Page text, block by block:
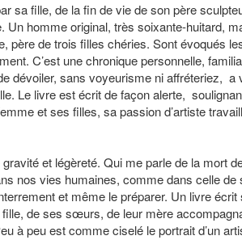
sa fille, de la fin de vie de son père
Un homme original, très soixante-huitard,
père de trois filles chéries. Sont évoqués
C’est une chronique personnelle,
dévoiler, sans voyeurisme ni affréteriez, a
Le livre est écrit de façon alerte,
et ses filles, sa passion d’artiste
et légèreté. Qui me parle de la mort
nos vies humaines, comme dans celle de
et même le préparer. Un livre écrit
fille, de ses sœurs, de leur mère
à peu est comme ciselé le portrait d’un